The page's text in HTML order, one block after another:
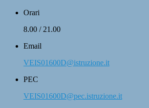
Orari
8.00 / 21.00
Email
VEIS01600D@istruzione.it
PEC
VEIS01600D@pec.istruzione.it